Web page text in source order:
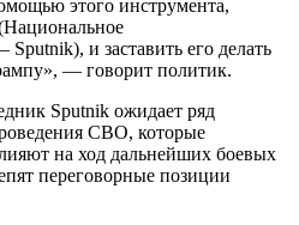
этого инструмента,
и заставить его делать
― говорит политик.
Sputnik ожидает ряд
СВО, которые
на ход дальнейших боевых
переговорные позиции